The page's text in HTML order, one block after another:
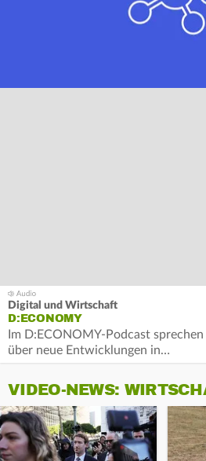
Digital und Wirtschaft
D:ECONOMY
Im D:ECONOMY-Podcast
über neue Entwicklungen in…
VIDEO-NEWS: